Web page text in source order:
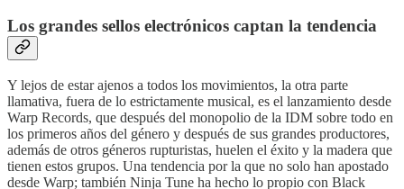
Los grandes sellos electrónicos captan la tendencia
Y lejos de estar ajenos a todos los movimientos, la otra parte
llamativa, fuera de lo estrictamente musical, es el lanzamiento desde
Warp Records, que después del monopolio de la IDM sobre todo en
los primeros años del género y después de sus grandes productores,
además de otros géneros rupturistas, huelen el éxito y la madera que
tienen estos grupos. Una tendencia por la que no solo han apostado
desde Warp; también Ninja Tune ha hecho lo propio con Black